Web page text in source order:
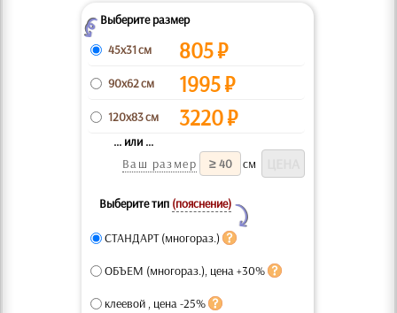
ZВыберите размер
45x31 см
805₽
90x62 см 1995₽
120x83 см 3220₽
... или ...
Ваш размер
см
Выберите тип (пояснение)
Y
СТАНДАРТ (многораз.)
ОБЪЕМ (многораз.), цена +30%
клеевой , цена -25%